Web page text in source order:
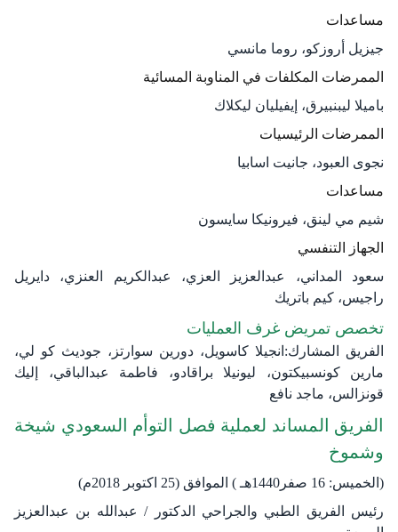
مساعدات
جيزيل أروزكو، روما مانسي
الممرضات المكلفات في المناوبة المسائية
باميلا ليبنبيرق، إيفيليان ليكلاك
الممرضات الرئيسيات
نجوى العبود، جانيت اسابيا
مساعدات
شيم مي لينق، فيرونيكا سايسون
الجهاز التنفسي
سعود المداني، عبدالعزيز العزي، عبدالكريم العنزي، دايريل
راجيس، كيم باتريك
تخصص تمريض غرف العمليات
الفريق المشارك:انجيلا كاسويل، دورين سوارتز، جوديث كو لي،
مارين كونسبيكتون، ليونيلا براقادو، فاطمة عبدالباقي، إليك
قونزالس، ماجد نافع
الفريق المساند لعملية فصل التوأم السعودي شيخة
وشموخ
(الخميس: 16 صفر1440هـ ) الموافق (25 اكتوبر 2018م)
رئيس الفريق الطبي والجراحي الدكتور / عبدالله بن عبدالعزيز